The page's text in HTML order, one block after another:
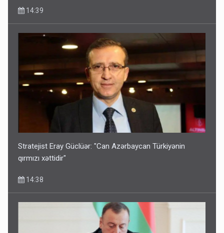
14:39
Stratejist Eray Güclüər: "Can Azərbaycan Türkiyənin
qırmızı xəttidir"
14:38